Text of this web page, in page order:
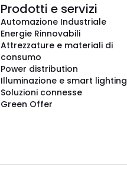
Prodotti e servizi
Automazione Industriale
Energie Rinnovabili
Attrezzature e materiali di
consumo
Power distribution
Illuminazione e smart lighting
Soluzioni connesse
Green Offer